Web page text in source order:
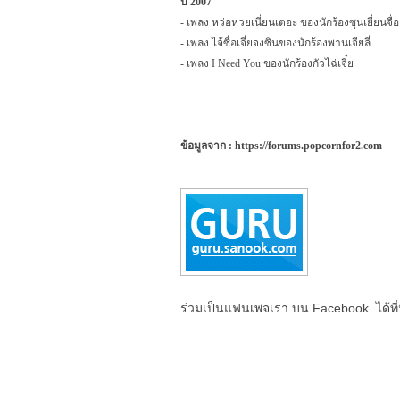
- เพลง หว่อหวยเนี่ยนเตอะ ของนักร้องซุนเยี่ยนจื่อ
- เพลง ไจ้ซื่อเจี่ยจงซินของนักร้องพานเจียลี่
- เพลง I Need You ของนักร้องกัวไฉ่เจี๋ย
ข้อมูลจาก : https://forums.popcornfor2.com
ร่วมเป็นแฟนเพจเรา บน Facebook..ได้ที่